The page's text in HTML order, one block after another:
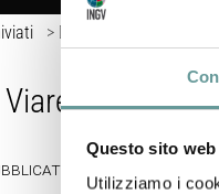
Questo sito
Utilizziamo i
> Da Viareggio
Viareggio